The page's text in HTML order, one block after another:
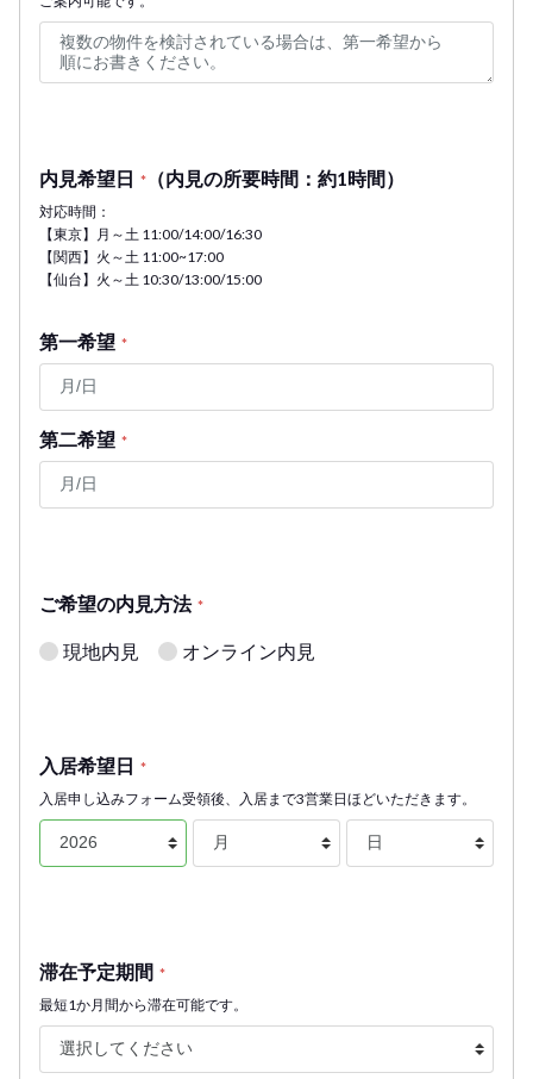
内見希望日 * （内見の所要時間：約1時間）
対応時間：
【東京】月～土 11:00/14:00/16:30
【関西】火～土 11:00~17:00
【仙台】火～土 10:30/13:00/15:00
第一希望 *
第二希望 *
ご希望の内見方法 *
現地内見 オンライン内見
入居希望日 *
入居申し込みフォーム受領後、入居まで3営業日ほどいただきます。
滞在予定期間 *
最短1か月間から滞在可能です。